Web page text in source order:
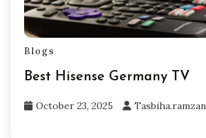
Blogs
Best Hisense Germany TV
October 23, 2025 Tasbiha.ramzan